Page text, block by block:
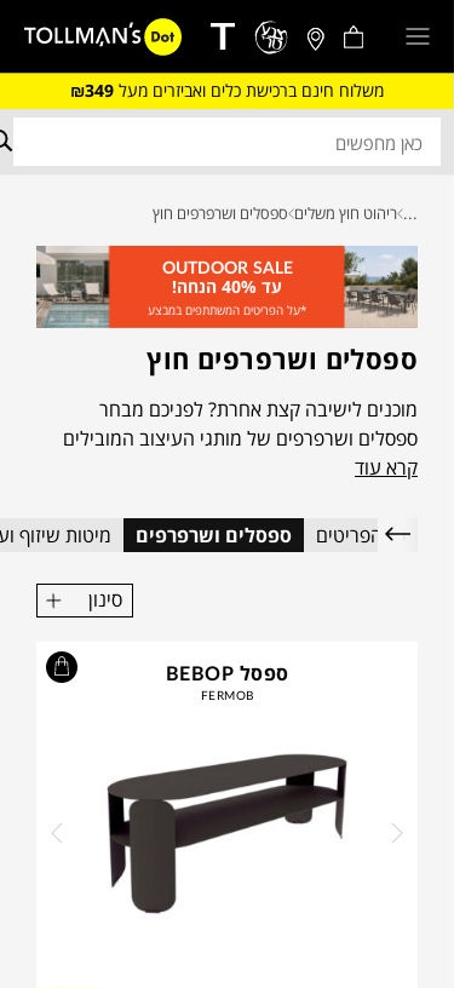
משלוח חינם ברכישת כלים ואביזרים מעל ₪349
... ריהוט חוץ משלים ספסלים ושרפרפים חוץ
OUTDOOR SALE
עד 40% הנחה!
*על הפריטים המשתתפים במבצע
ספסלים ושרפרפים חוץ
מוכנים לישיבה קצת אחרת? לפניכם מבחר
ספסלים ושרפרפים של מותגי העיצוב המובילים
בעולם שיקפיצו, ירימו, יפתחו ויסגרו לכם את
קרא עוד
כל הפריטים ספסלים ושרפרפים מיטות שיזוף
סינון
ספסל BEBOP
FERMOB